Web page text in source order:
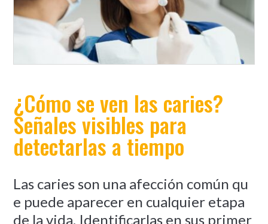
¿Cómo se ven las caries?
Señales visibles para
detectarlas a tiempo
Las caries son una afección común qu
e puede aparecer en cualquier etapa
de la vida. Identificarlas en sus primer